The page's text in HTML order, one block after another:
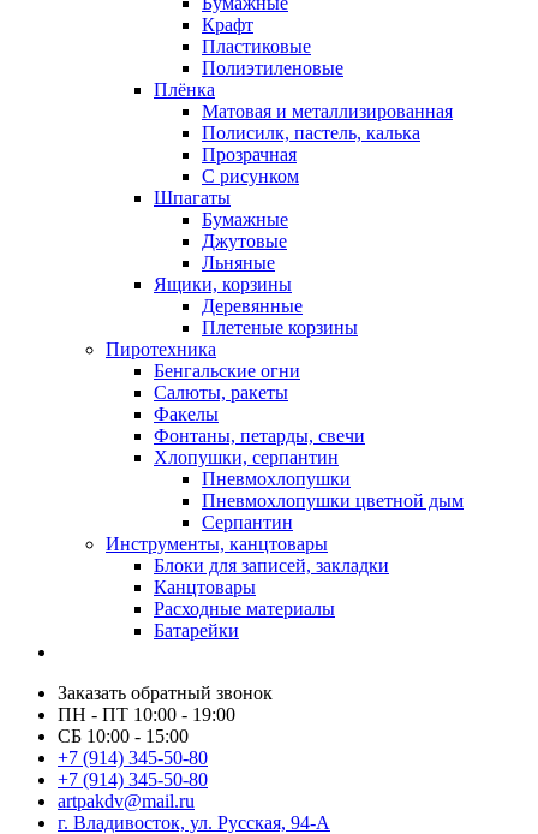
Крафт
Пластиковые
Полиэтиленовые
Плёнка
Матовая и металлизированная
Полисилк, пастель, калька
Прозрачная
С рисунком
Шпагаты
Бумажные
Джутовые
Льняные
Ящики, корзины
Деревянные
Плетеные корзины
Пиротехника
Бенгальские огни
Салюты, ракеты
Факелы
Фонтаны, петарды, свечи
Хлопушки, серпантин
Пневмохлопушки
Пневмохлопушки цветной дым
Серпантин
Инструменты, канцтовары
Блоки для записей, закладки
Канцтовары
Расходные материалы
Батарейки
Заказать обратный звонок
ПН - ПТ 10:00 - 19:00
СБ 10:00 - 15:00
+7 (914) 345-50-80
+7 (914) 345-50-80
artpakdv@mail.ru
г. Владивосток, ул. Русская, 94-А